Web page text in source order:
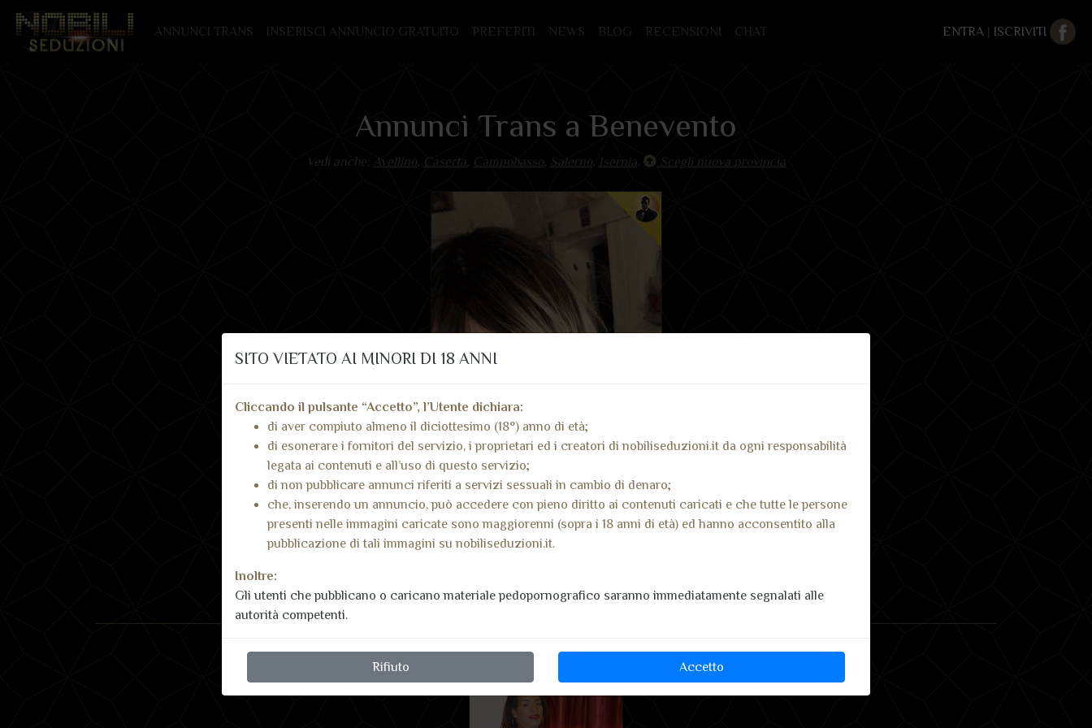
ANNUNCI TRANS (CURRENT)
INSERISCI ANNUNCIO GRATUITO PREFERITI NEWS BLOG RECENSIONI CHAT ENTRA | ISCRIVITI
Annunci Trans a Benevento
Vedi anche: Avellino, Caserta, Campobasso, Salerno, Isernia. Scegli nuova provincia
Località non verificata recentemente
SITO VIETATO AI MINORI DI 18 ANNI
Cliccando il pulsante “Accetto”, l’Utente dichiara:
di aver compiuto almeno il diciottesimo (18°) anno di età;
di esonerare i fornitori del servizio, i proprietari ed i creatori di nobiliseduzioni.it da ogni responsabilità
legata ai contenuti e all’uso di questo servizio;
di non pubblicare annunci riferiti a servizi sessuali in cambio di denaro;
che, inserendo un annuncio, può accedere con pieno diritto ai contenuti caricati e che tutte le persone
presenti nelle immagini caricate sono maggiorenni (sopra i 18 anni di età) ed hanno acconsentito alla
pubblicazione di tali immagini su nobiliseduzioni.it.
Inoltre:
Gli utenti che pubblicano o caricano materiale pedopornografico saranno immediatamente segnalati alle
autorità competenti.
Rifiuto Accetto